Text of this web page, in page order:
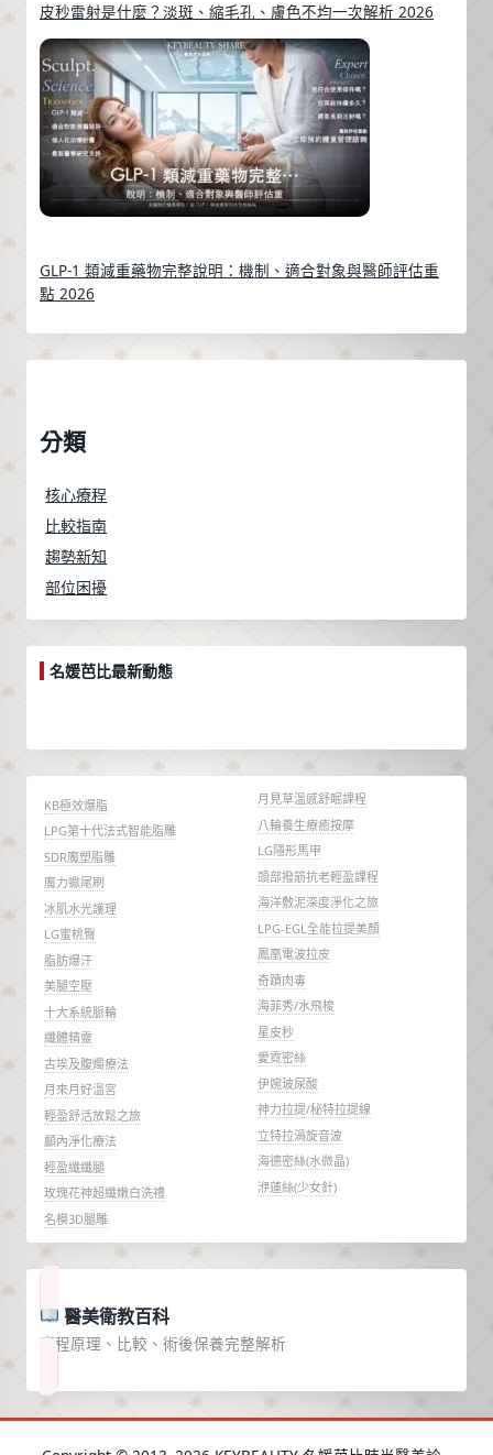
皮秒雷射是什麼？淡斑、縮毛孔、膚色不均一次解析 2026
GLP-1 類減重藥物完整說明：機制、適合對象與醫師評估重
點 2026
分類
核心療程
比較指南
趨勢新知
部位困擾
名媛芭比最新動態
KB極效爆脂
LPG第十代法式智能脂雕
SDR魔塑脂雕
魔力蠍尾刷
冰肌水光護理
LG蜜桃臀
脂肪爆汗
美腿空壓
十大系統脈輪
纖體精靈
古埃及腹燭療法
月來月好溫宮
輕盈舒活放鬆之旅
顱內淨化療法
輕盈纖纖腿
玫瑰花神超纖嫩白洗禮
名模3D腿雕
月見草溫感舒眠課程
八輪養生療癒按摩
LG隱形馬甲
頭部撥筋抗老輕盈課程
海洋敷泥深度淨化之旅
LPG-EGL全能拉提美顏
鳳凰電波拉皮
奇蹟肉毒
海菲秀/水飛梭
星皮秒
愛霓密絲
伊婉玻尿酸
神力拉提/秘特拉提線
立特拉渦旋音波
海德密絲(水微晶)
洢蓮絲(少女針)
醫美衛教百科
療程原理、比較、術後保養完整解析